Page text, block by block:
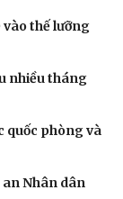
thế lưỡng
nhiều tháng
quốc phòng và
Nhân dân